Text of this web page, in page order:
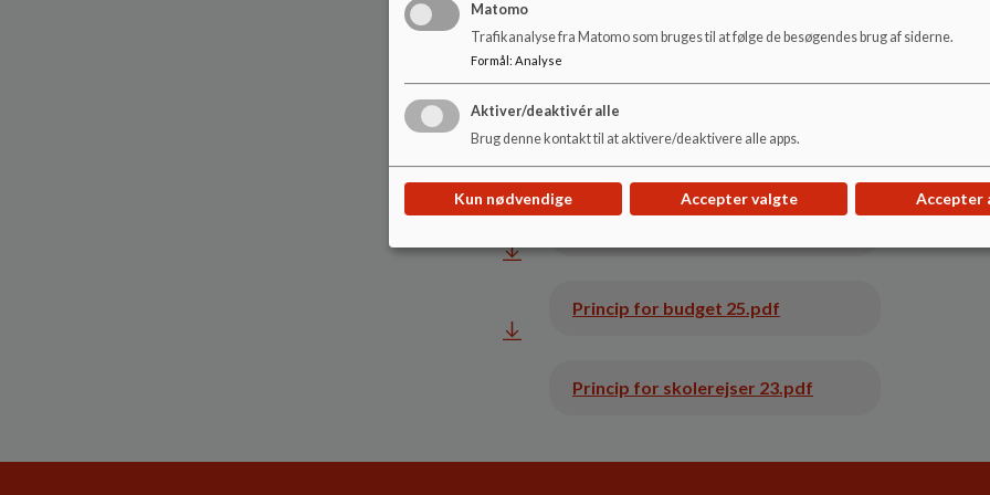
Skolens IT udstyr 24.pdf
Princip for budget 25.pdf
Princip for skolerejser 23.pdf
Matomo
Trafikanalyse fra Matomo som bruges til at følge de besøgendes brug af siderne.
Formål: Analyse
Aktiver/deaktivér alle
Brug denne kontakt til at aktivere/deaktivere alle apps.
Kun nødvendige Accepter valgte Accepter